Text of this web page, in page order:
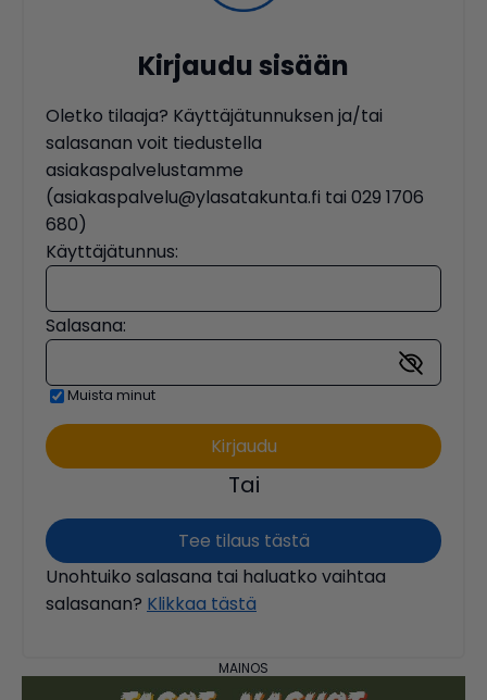
Kirjaudu sisään
Oletko tilaaja? Käyttäjätunnuksen ja/tai
salasanan voit tiedustella
asiakaspalvelustamme
(asiakaspalvelu@ylasatakunta.fi tai 029 1706
680)
Käyttäjätunnus:
Salasana:
Muista minut
Tai
Tee tilaus tästä
Unohtuiko salasana tai haluatko vaihtaa
salasanan? Klikkaa tästä